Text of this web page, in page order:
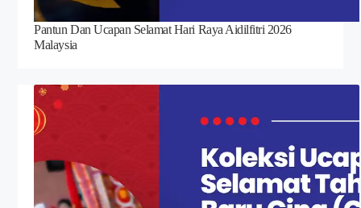
Pantun Dan Ucapan Selamat Hari Raya Aidilfitri 2026
Malaysia